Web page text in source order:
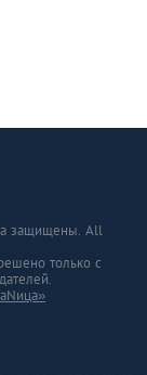
защищены. All
только с